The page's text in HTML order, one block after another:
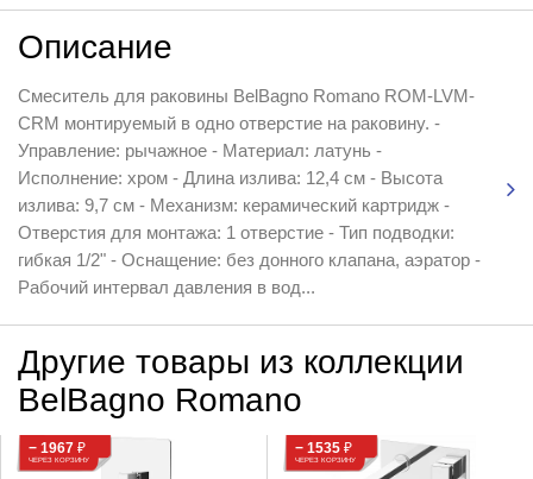
Описание
Смеситель для раковины BelBagno Romano ROM-LVM-
CRM монтируемый в одно отверстие на раковину. -
Управление: рычажное - Материал: латунь -
Исполнение: хром - Длина излива: 12,4 см - Высота
излива: 9,7 см - Механизм: керамический картридж -
Отверстия для монтажа: 1 отверстие - Тип подводки:
гибкая 1/2" - Оснащение: без донного клапана, аэратор -
Рабочий интервал давления в вод...
Другие товары из коллекции
BelBagno Romano
− 1967 ₽
ЧЕРЕЗ КОРЗИНУ
− 1535 ₽
ЧЕРЕЗ КОРЗИНУ